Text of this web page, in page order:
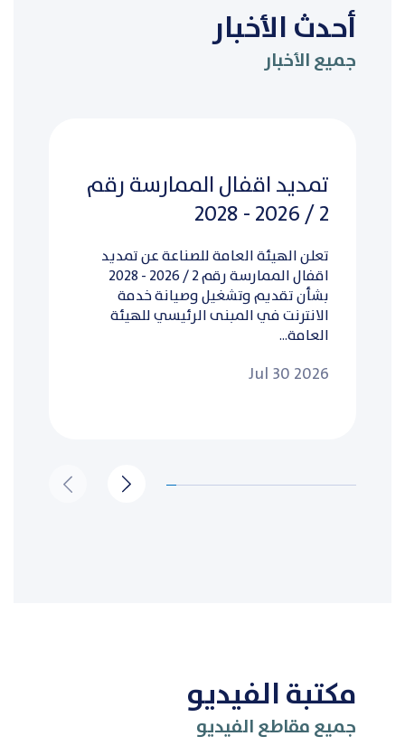
أحدث الأخبار
جميع الأخبار
تمديد اقفال الممارسة رقم
2 / 2026 - 2028
تعلن الهيئة العامة للصناعة عن تمديد
اقفال الممارسة رقم 2 / 2026 - 2028
بشأن تقديم وتشغيل وصيانة خدمة
الانترنت في المبنى الرئيسي للهيئة
العامة...
Jul 30 2026
مكتبة الفيديو
جميع مقاطع الفيديو